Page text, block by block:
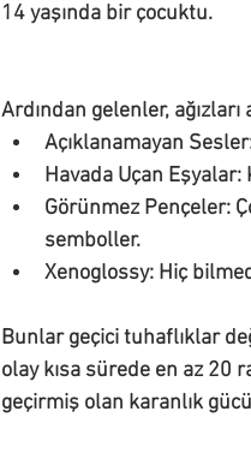
14 yaşında bir çocuktu.
Ardından gelenler, ağızları
Açıklanamayan
Havada Uçan Eşyalar:
Görünmez Pençeler:
semboller.
Xenoglossy: Hiç
Bunlar geçici tuhaflıklar
olay kısa sürede en az 20
geçirmiş olan karanlık